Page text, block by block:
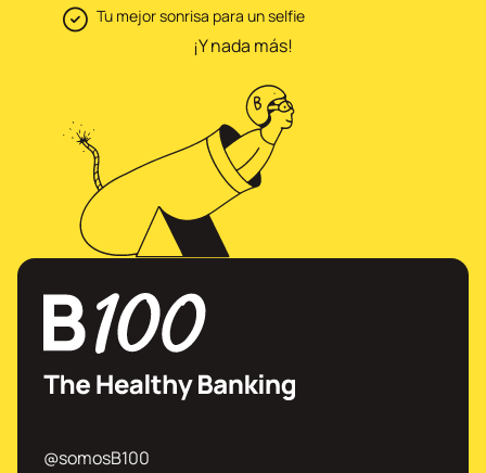
Tu mejor sonrisa para un selfie
¡Y nada más!
@somosB100